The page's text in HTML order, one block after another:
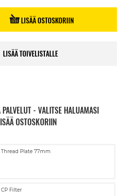
LISÄÄ OSTOSKORIIN
LISÄÄ TOIVELISTALLE
PALVELUT - VALITSE HALUAMASI
OSTOSKORIIN
Thread Plate 77mm
Filter